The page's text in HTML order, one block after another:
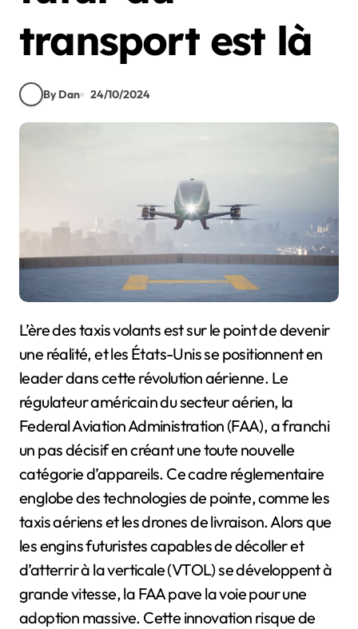
transport est là
By Dan 24/10/2024
L’ère des taxis volants est sur le point de devenir
une réalité, et les États-Unis se positionnent en
leader dans cette révolution aérienne. Le
régulateur américain du secteur aérien, la
Federal Aviation Administration (FAA), a franchi
un pas décisif en créant une toute nouvelle
catégorie d’appareils. Ce cadre réglementaire
englobe des technologies de pointe, comme les
taxis aériens et les drones de livraison. Alors que
les engins futuristes capables de décoller et
d’atterrir à la verticale (VTOL) se développent à
grande vitesse, la FAA pave la voie pour une
adoption massive. Cette innovation risque de